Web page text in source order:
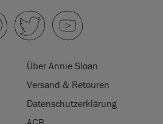
Über Annie Sloan
Versand & Retouren
Datenschutzerklärung